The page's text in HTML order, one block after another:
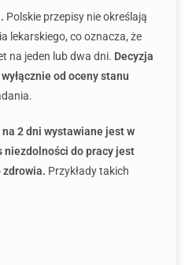
Polskie przepisy nie określają
lekarskiego, co oznacza, że
na jeden lub dwa dni. Decyzja
od oceny stanu
2 dni wystawiane jest w
niezdolności do pracy jest
zdrowia. Przykłady takich